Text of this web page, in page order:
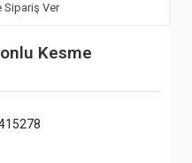
Sipariş Ver
Kesme